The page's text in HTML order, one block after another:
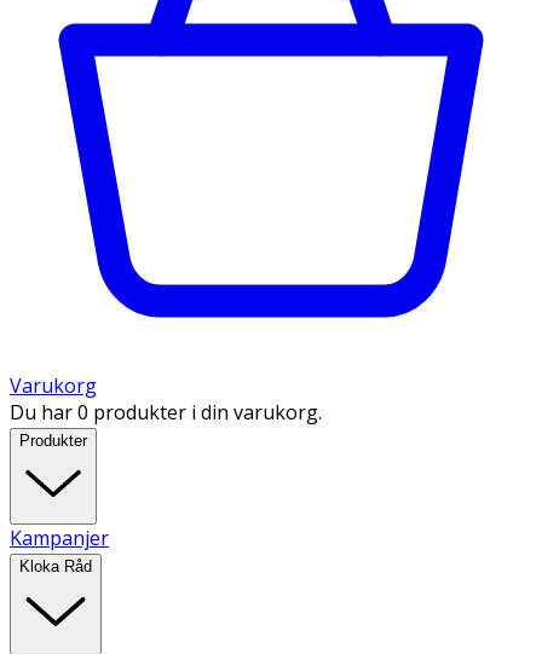
Varukorg
Du har 0 produkter i din varukorg.
Produkter
Kampanjer
Kloka Råd